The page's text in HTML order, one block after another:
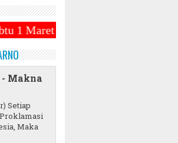
1 Syawal Jatuh Pada
Makna
Setiap
Maka